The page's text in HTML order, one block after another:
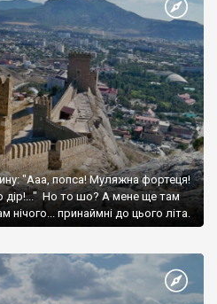
"Ааа, попса! Муляжна фортеця!
дір!..." Но то шо? А мене ще там
нічого... принаймні до цього літа.